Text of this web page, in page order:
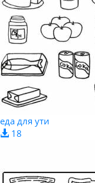
еда для ути
18